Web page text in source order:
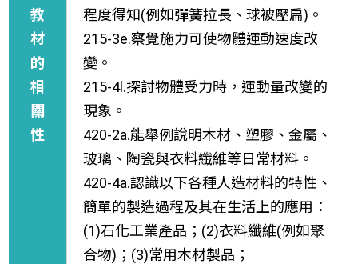
教
材
的
相
關
性
程度得知(例如彈簧拉長、球被壓扁)。
215-3e.察覺施力可使物體運動速度改
變。
215-4l.探討物體受力時，運動量改變的
現象。
420-2a.能舉例說明木材、塑膠、金屬、
玻璃、陶瓷與衣料纖維等日常材料。
420-4a.認識以下各種人造材料的特性、
簡單的製造過程及其在生活上的應用：
(1)石化工業產品；(2)衣料纖維(例如聚
合物)；(3)常用木材製品；